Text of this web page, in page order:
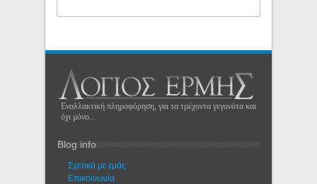
Εναλλακτική πληροφόρηση, για τα τρέχοντα γεγονότα και
όχι μόνο...
Blog info
Σχετικά με εμάς
Eπικοινωνία